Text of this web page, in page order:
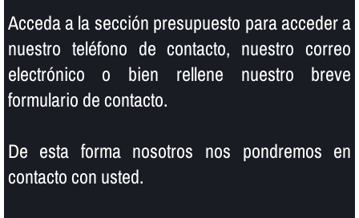
Acceda a la sección presupuesto para acceder a
nuestro teléfono de contacto, nuestro correo
electrónico o bien rellene nuestro breve
formulario de contacto.
De esta forma nosotros nos pondremos en
contacto con usted.